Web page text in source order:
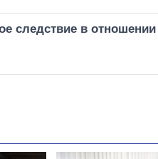
следствие в отношении